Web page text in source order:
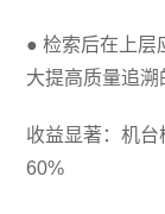
● 检索后在上层
大提高质量追溯
收益显著：机
60%